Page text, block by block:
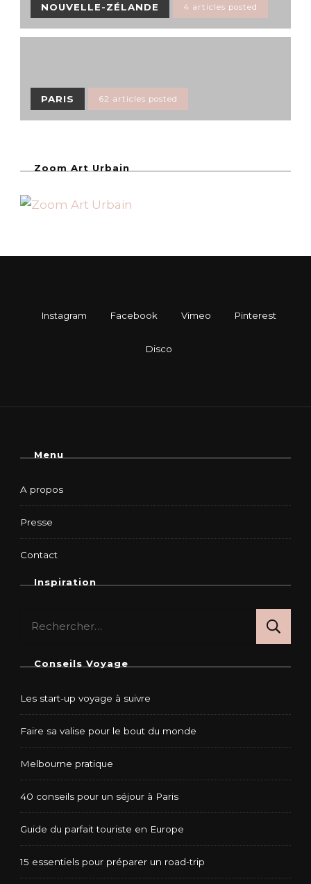
NOUVELLE-ZÉLANDE 4 articles posted
PARIS 62 articles posted
Zoom Art Urbain
Menu
A propos
Presse
Contact
Inspiration
Conseils Voyage
Les start-up voyage à suivre
Faire sa valise pour le bout du monde
Melbourne pratique
40 conseils pour un séjour à Paris
Guide du parfait touriste en Europe
15 essentiels pour préparer un road-trip